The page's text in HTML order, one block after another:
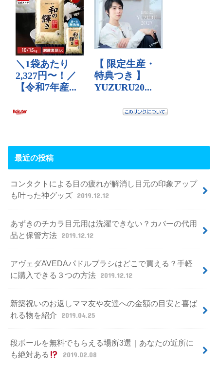
最近の投稿
コンタクトによる目の疲れが解消し目元の印象アップ
も叶った神グッズ 2019.12.12
あずきのチカラ目元用は洗濯できない？カバーの代用
品と保管方法 2019.12.12
アヴェダAVEDAパドルブラシはどこで買える？手軽
に購入できる３つの方法 2019.12.12
新築祝いのお返しママ友や友達への金額の目安と喜ば
れる物を紹介
2019.04.25
段ボールを無料でもらえる場所3選｜あなたの近所に
も絶対ある
2019.02.08